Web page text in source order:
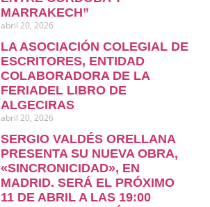
MARRAKECH”
abril 20, 2026
LA ASOCIACIÓN COLEGIAL DE
ESCRITORES, ENTIDAD
COLABORADORA DE LA
FERIADEL LIBRO DE
ALGECIRAS
abril 20, 2026
SERGIO VALDÉS ORELLANA
PRESENTA SU NUEVA OBRA,
«SINCRONICIDAD», EN
MADRID. SERÁ EL PRÓXIMO
11 DE ABRIL A LAS 19:00